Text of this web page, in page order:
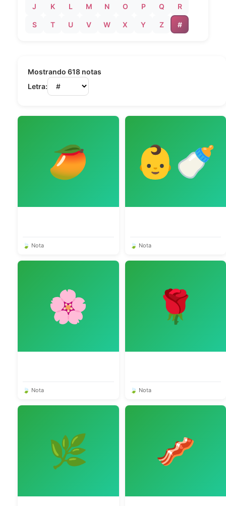
J K L M N O P Q R
S T U V W X Y Z #
Mostrando 618 notas
Letra:
🥭
🍃 Nota
👶🍼
🍃 Nota
🌸
🍃 Nota
🌹
🍃 Nota
🌿 🥓